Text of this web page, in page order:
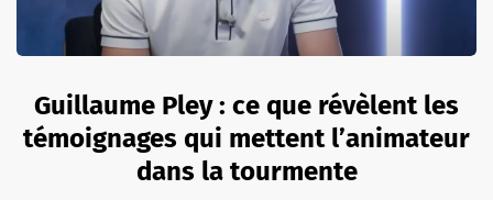
Guillaume Pley : ce que révèlent les
témoignages qui mettent l’animateur
dans la tourmente